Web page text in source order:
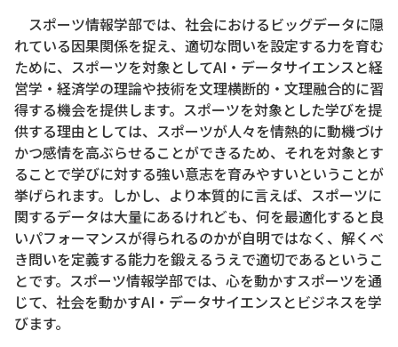
スポーツ情報学部では、社会におけるビッグデータに隠
れている因果関係を捉え、適切な問いを設定する力を育む
ために、スポーツを対象としてAI・データサイエンスと経
営学・経済学の理論や技術を文理横断的・文理融合的に習
得する機会を提供します。スポーツを対象とした学びを提
供する理由としては、スポーツが人々を情熱的に動機づけ
かつ感情を高ぶらせることができるため、それを対象とす
ることで学びに対する強い意志を育みやすいということが
挙げられます。しかし、より本質的に言えば、スポーツに
関するデータは大量にあるけれども、何を最適化すると良
いパフォーマンスが得られるのかが自明ではなく、解くべ
き問いを定義する能力を鍛えるうえで適切であるというこ
とです。スポーツ情報学部では、心を動かすスポーツを通
じて、社会を動かすAI・データサイエンスとビジネスを学
びます。